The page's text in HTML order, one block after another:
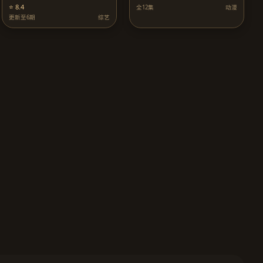
⭐ 8.4
更新至6期 综艺
全12集 动漫